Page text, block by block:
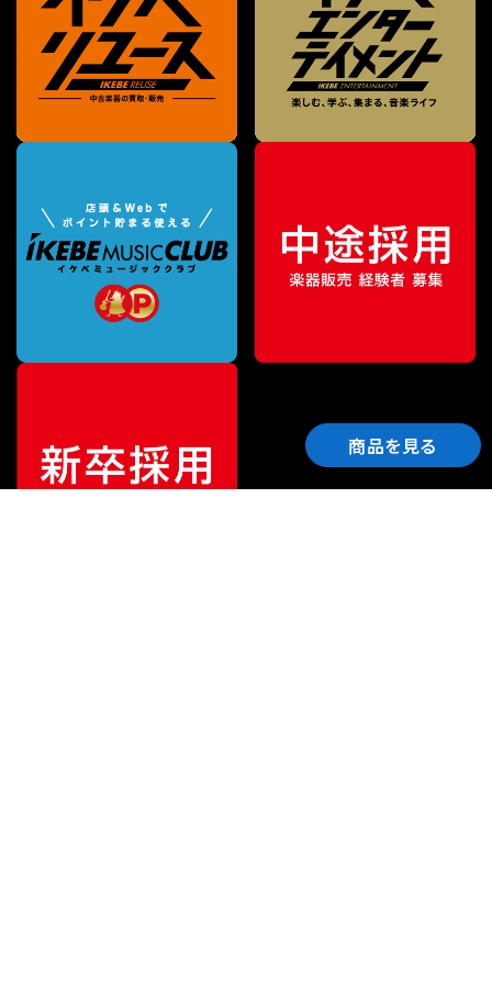
商品を見る